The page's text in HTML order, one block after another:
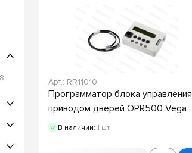
Арт.: RR11010
Программатор блока управления
приводом дверей OPR500 Vega
В наличии: 1 шт